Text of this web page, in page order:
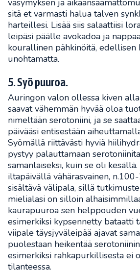
sitä et varmasti halua talven
harteillesi. Lisää siis salaattiisi
leipäsi päälle avokadoa ja
kourallinen pähkinöitä, edellisen
unohtamatta.
5. Syö puuroa.
Auringon valon ollessa kiven
saavat vähemmän hyvää oloa
nimeltään serotoniini, ja se
päivääsi entisestään
Syömällä riittävästi hyviä
pystyy palauttamaan
samanlaiseksi, kuin se oli
iltapäivällä vähärasvainen,
sisältävä välipala, sillä
mielialasi on silloin
kaurapuuroa sen helppouden
esimerkiksi kypsennetty bataatti
viipale täysjyväleipää ajavat
puolestaan heikentää
esimerkiksi rahkapurkillisesta ei
tilanteessa.